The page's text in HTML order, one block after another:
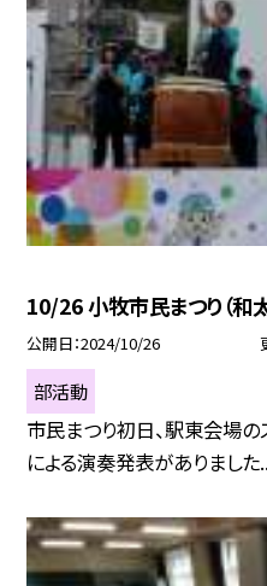
10/26 小牧市民まつり（和
公開日 2024/10/26
部活動
市民まつり初日、駅東会場
による演奏発表がありました